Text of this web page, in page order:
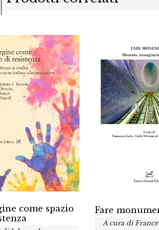
come spazio
Fare
A cura di